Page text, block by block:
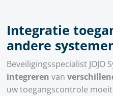
Integratie
andere
Beveiligingsspecialist JOJO
integreren van
uw toegangscontrole